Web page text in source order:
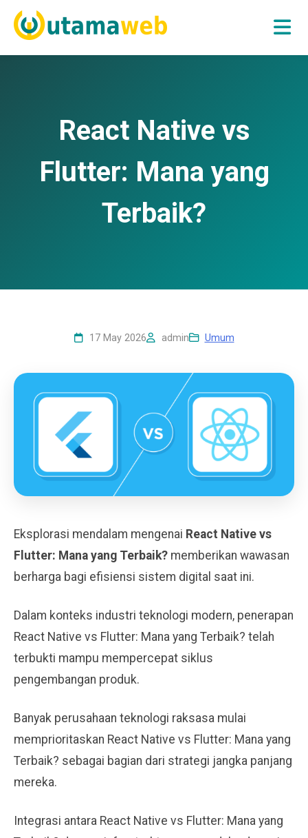
content
React Native vs
Flutter: Mana yang
Terbaik?
17 May 2026 admin Umum
Eksplorasi mendalam mengenai React Native vs
Flutter: Mana yang Terbaik? memberikan wawasan
berharga bagi efisiensi sistem digital saat ini.
Dalam konteks industri teknologi modern, penerapan
React Native vs Flutter: Mana yang Terbaik? telah
terbukti mampu mempercepat siklus
pengembangan produk.
Banyak perusahaan teknologi raksasa mulai
memprioritaskan React Native vs Flutter: Mana yang
Terbaik? sebagai bagian dari strategi jangka panjang
mereka.
Integrasi antara React Native vs Flutter: Mana yang